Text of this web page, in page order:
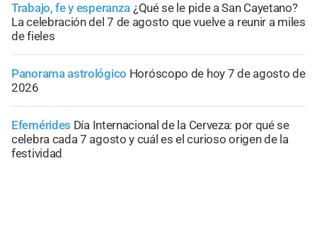
Trabajo, fe y esperanza ¿Qué se le pide a San Cayetano?
La celebración del 7 de agosto que vuelve a reunir a miles
de fieles
Panorama astrológico Horóscopo de hoy 7 de agosto de
2026
Efemérides Día Internacional de la Cerveza: por qué se
celebra cada 7 agosto y cuál es el curioso origen de la
festividad